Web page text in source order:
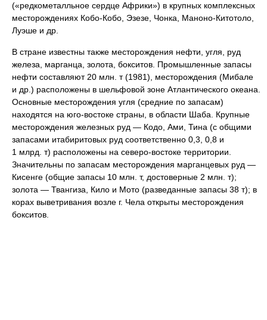
(«редкометалльное сердце Африки») в крупных комплексных
месторождениях Кобо-Кобо, Эзезе, Чонка, Маноно-Китотоло,
Луэше и др.
В стране известны также месторождения нефти, угля, руд
железа, марганца, золота, бокситов. Промышленные запасы
нефти составляют 20 млн. т (1981), месторождения (Мибале
и др.) расположены в шельфовой зоне Атлантического океана.
Основные месторождения угля (средние по запасам)
находятся на юго-востоке страны, в области Шаба. Крупные
месторождения железных руд — Кодо, Ами, Тина (с общими
запасами итабиритовых руд соответственно 0,3, 0,8 и
1 млрд. т) расположены на северо-востоке территории.
Значительны по запасам месторождения марганцевых руд —
Кисенге (общие запасы 10 млн. т, достоверные 2 млн. т);
золота — Твангиза, Кило и Мото (разведанные запасы 38 т); в
корах выветривания возле г. Чела открыты месторождения
бокситов.